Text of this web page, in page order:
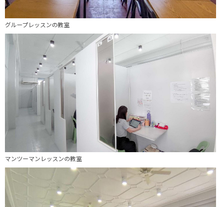
グループレッスンの教室
マンツーマンレッスンの教室